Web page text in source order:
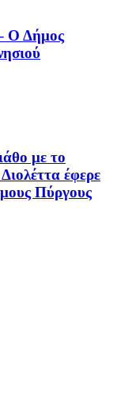
Ο Δήμος
με το
έφερε
Πύργους